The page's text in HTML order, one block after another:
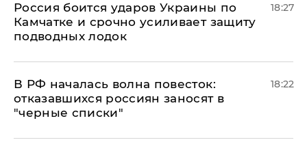
Россия боится ударов Украины по
Камчатке и срочно усиливает защиту
подводных лодок
18:27
​В РФ началась волна повесток:
отказавшихся россиян заносят в
"черные списки"
18:22